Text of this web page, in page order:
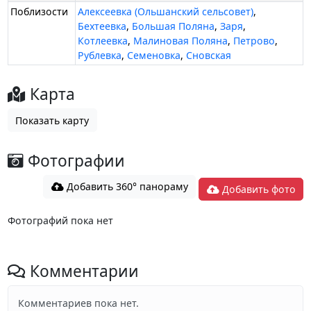
Поблизости Алексеевка (Ольшанский сельсовет),
Бехтеевка, Большая Поляна,Заря,
Котлеевка, Малиновая Поляна, Петрово,
Рублевка, Семеновка, Сновская
Карта
Показать карту
Фотографии
Добавить 360° панораму Добавить фото
Фотографий пока нет
Комментарии
Комментариев пока нет.